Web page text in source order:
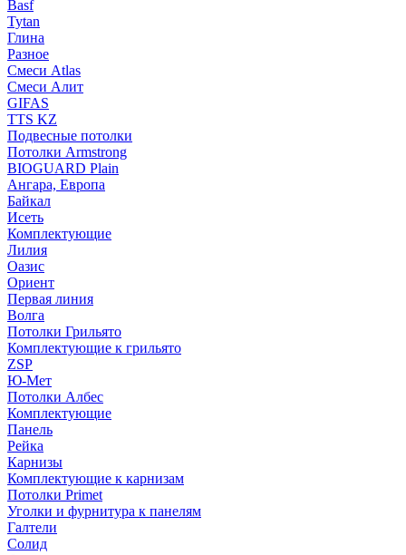
Basf
Tytan
Глина
Разное
Смеси Atlas
Смеси Алит
GIFAS
TTS KZ
Подвесные потолки
Потолки Armstrong
BIOGUARD Plain
Ангара, Европа
Байкал
Исеть
Комплектующие
Лилия
Оазис
Ориент
Первая линия
Волга
Потолки Грильято
Комплектующие к грильято
ZSP
Ю-Мет
Потолки Албес
Комплектующие
Панель
Рейка
Карнизы
Комплектующие к карнизам
Потолки Primet
Уголки и фурнитура к панелям
Галтели
Солид